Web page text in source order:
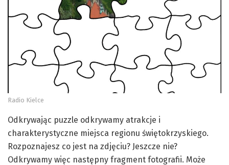
Radio Kielce
Odkrywając puzzle odkrywamy atrakcje i
charakterystyczne miejsca regionu świętokrzyskiego.
Rozpoznajesz co jest na zdjęciu? Jeszcze nie?
Odkrywamy więc następny fragment fotografii. Może